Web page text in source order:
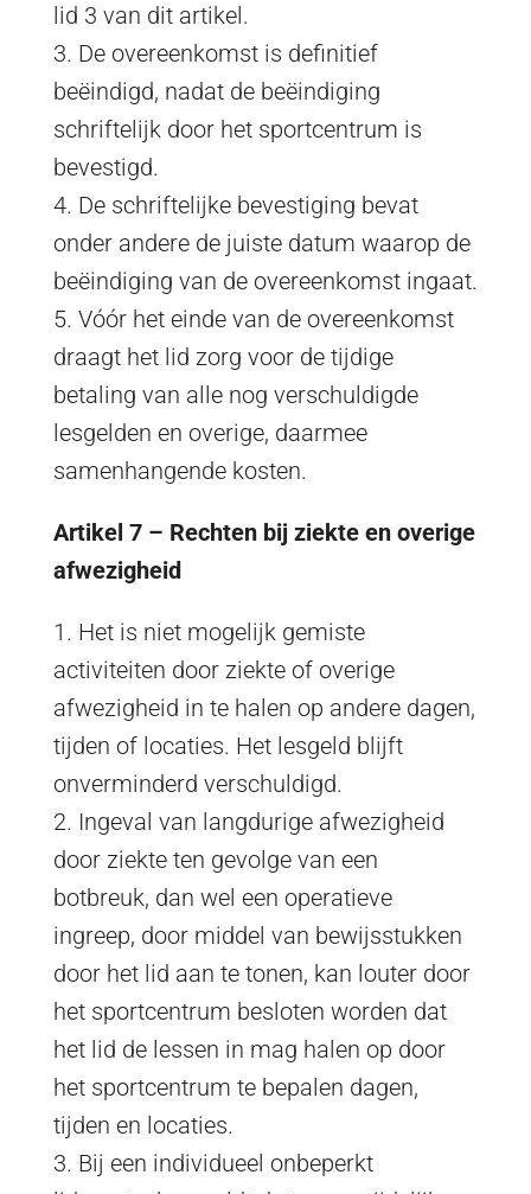
lid 3 van dit artikel.
3. De overeenkomst is definitief
beëindigd, nadat de beëindiging
schriftelijk door het sportcentrum is
bevestigd.
4. De schriftelijke bevestiging bevat
onder andere de juiste datum waarop de
beëindiging van de overeenkomst ingaat.
5. Vóór het einde van de overeenkomst
draagt het lid zorg voor de tijdige
betaling van alle nog verschuldigde
lesgelden en overige, daarmee
samenhangende kosten.
Artikel 7 – Rechten bij ziekte en overige
afwezigheid
1. Het is niet mogelijk gemiste
activiteiten door ziekte of overige
afwezigheid in te halen op andere dagen,
tijden of locaties. Het lesgeld blijft
onverminderd verschuldigd.
2. Ingeval van langdurige afwezigheid
door ziekte ten gevolge van een
botbreuk, dan wel een operatieve
ingreep, door middel van bewijsstukken
door het lid aan te tonen, kan louter door
het sportcentrum besloten worden dat
het lid de lessen in mag halen op door
het sportcentrum te bepalen dagen,
tijden en locaties.
3. Bij een individueel onbeperkt